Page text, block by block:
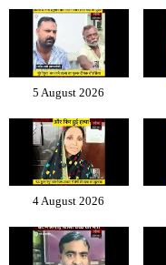
5 August 2026
4 August 2026